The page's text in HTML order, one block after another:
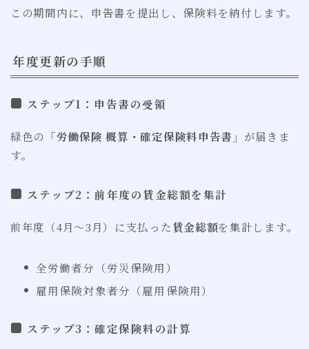
この期間内に、申告書を提出し、保険料を納付します。
年度更新の手順
ステップ1：申告書の受領
緑色の 「労働保険 概算・確定保険料申告書」 が届きま
す。
ステップ2：前年度の賃金総額を集計
前年度（4月〜3月）に支払った賃金総額を集計します。
全労働者分（労災保険用）
雇用保険対象者分（雇用保険用）
ステップ3：確定保険料の計算